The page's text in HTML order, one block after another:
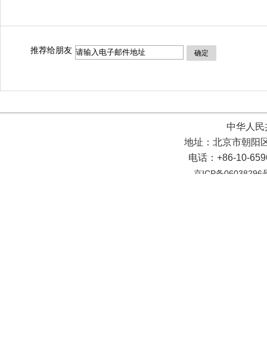
推荐给朋友 确定
中华人
地址：北京市朝阳
电话：+86-10-
京ICP备06038296